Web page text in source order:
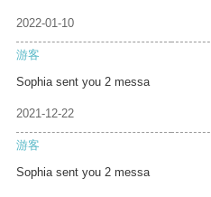
2022-01-10
游客
Sophia sent you 2 messa
2021-12-22
游客
Sophia sent you 2 messa